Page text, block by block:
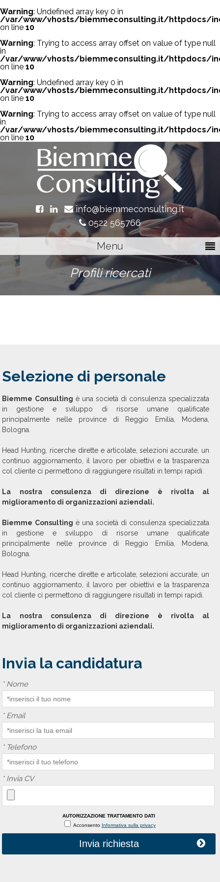
Warning: Undefined array key 0 in
/var/www/vhosts/biemmeconsulting.it/httpdocs/
on line 10
Warning: Trying to access array offset on value of type null
in
/var/www/vhosts/biemmeconsulting.it/httpdocs/
on line 10
Warning: Undefined array key 0 in
/var/www/vhosts/biemmeconsulting.it/httpdocs/
on line 10
Warning: Trying to access array offset on value of type null
in
/var/www/vhosts/biemmeconsulting.it/httpdocs/
on line 10
info@biemmeconsulting.it
0522 565766
Menu
Profili ricercati
Selezione di personale
Biemme Consulting è una società di consulenza specializzata
in gestione e sviluppo di risorse umane qualificate
principalmente nelle province di Reggio Emilia, Modena,
Bologna.
Head Hunting, ricerche dirette e articolate, selezioni accurate, un
continuo aggiornamento, il lavoro per obiettivi e la trasparenza
col cliente ci permettono di raggiungere risultati in tempi rapidi.
La nostra consulenza di direzione è rivolta al
miglioramento di organizzazioni aziendali.
Biemme Consulting è una società di consulenza specializzata
in gestione e sviluppo di risorse umane qualificate
principalmente nelle province di Reggio Emilia, Modena,
Bologna.
Head Hunting, ricerche dirette e articolate, selezioni accurate, un
continuo aggiornamento, il lavoro per obiettivi e la trasparenza
col cliente ci permettono di raggiungere risultati in tempi rapidi.
La nostra consulenza di direzione è rivolta al
miglioramento di organizzazioni aziendali.
Invia la candidatura
*Nome
*Email
*Telefono
*Invia CV
AUTORIZZAZIONE TRATTAMENTO DATI
Acconsento Informativa sulla privacy
Invia richiesta